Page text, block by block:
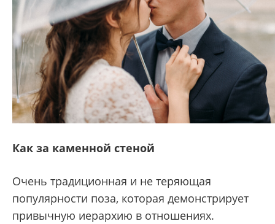
Как за каменной стеной
Очень традиционная и не теряющая
популярности поза, которая демонстрирует
привычную иерархию в отношениях.